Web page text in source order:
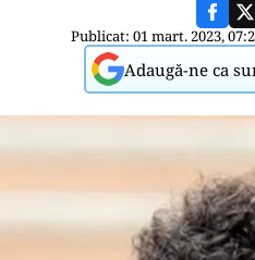
Publicat: 01 mart. 2023,
Adaugă-ne ca